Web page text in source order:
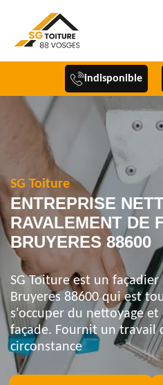
indisponible
SG Toiture
ENTREPRISE
RAVALEMENT DE
BRUYERES 88600
SG Toiture est un
Bruyeres 88600 qui est
s'occuper du nettoyage
façade. Fournit un travail
circonstance